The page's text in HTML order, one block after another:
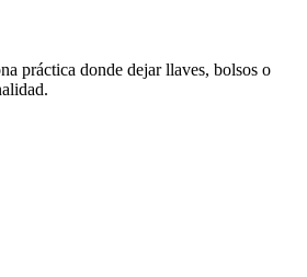
práctica donde dejar llaves, bolsos o